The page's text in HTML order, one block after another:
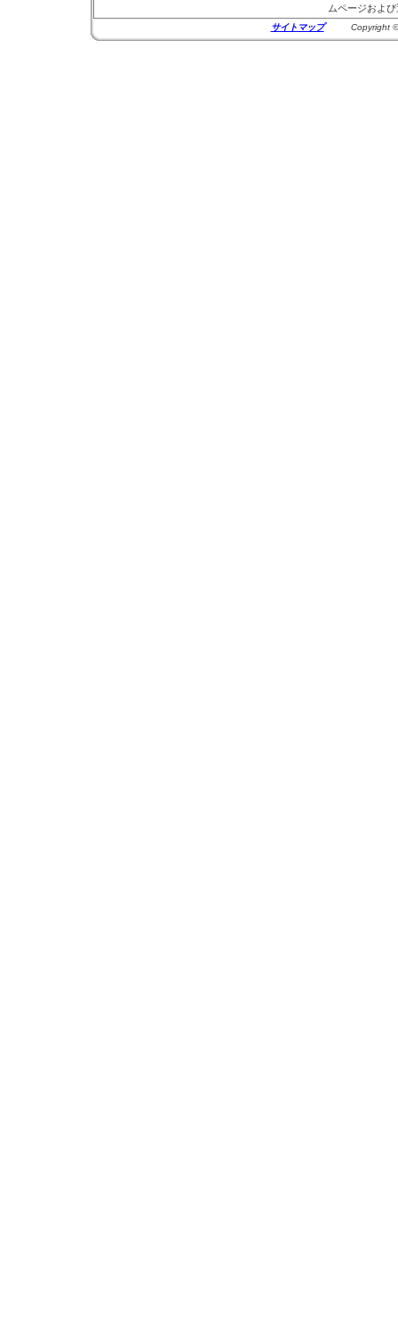
ムページおよ
サイトマップCopyright ©